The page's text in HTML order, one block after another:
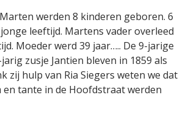
werden 8 kinderen geboren. 6
leeftijd. Martens vader overleed
Moeder werd 39 jaar….. De 9-jarige
zusje Jantien bleven in 1859 als
zij hulp van Ria Siegers weten we dat
en tante in de Hoofdstraat werden